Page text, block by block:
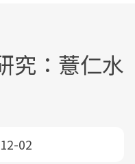
：薏仁水
02